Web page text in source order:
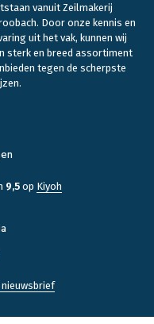
vanuit Zeilmakerij
Door onze kennis en
uit het vak, kunnen wij
sterk en breed assortiment
tegen de scherpste
9,5op Kiyoh